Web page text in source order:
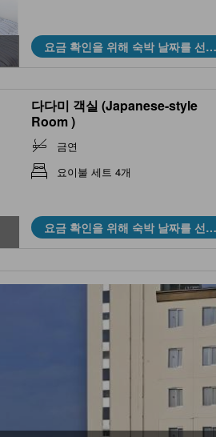
요금 확인을 위해 숙박 날짜를 선택
하세요
다다미 객실 (Japanese-style
Room )
금연
요이불 세트 4개
요금 확인을 위해 숙박 날짜를 선택
하세요